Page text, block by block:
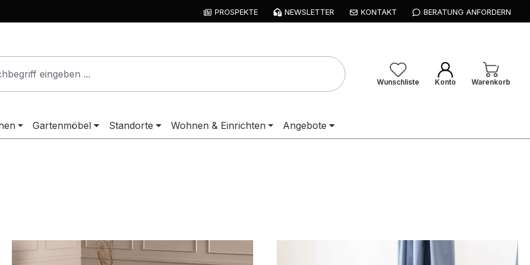
PROSPEKTE NEWSLETTER KONTAKT BERATUNG ANFORDERN
Wunschliste Konto Warenkorb
Gartenmöbel Standorte Wohnen & Einrichten Angebote